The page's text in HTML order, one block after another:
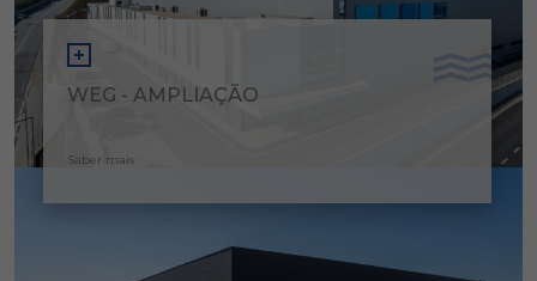
WEG - AMPLIAÇÃO
Saber mais